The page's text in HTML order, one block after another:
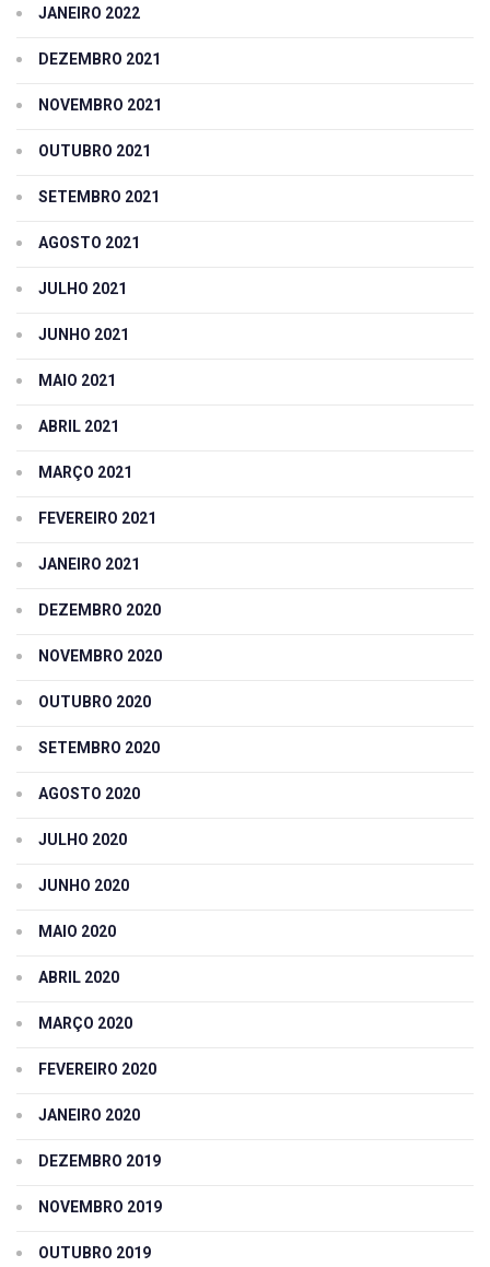
JANEIRO 2022
DEZEMBRO 2021
NOVEMBRO 2021
OUTUBRO 2021
SETEMBRO 2021
AGOSTO 2021
JULHO 2021
JUNHO 2021
MAIO 2021
ABRIL 2021
MARÇO 2021
FEVEREIRO 2021
JANEIRO 2021
DEZEMBRO 2020
NOVEMBRO 2020
OUTUBRO 2020
SETEMBRO 2020
AGOSTO 2020
JULHO 2020
JUNHO 2020
MAIO 2020
ABRIL 2020
MARÇO 2020
FEVEREIRO 2020
JANEIRO 2020
DEZEMBRO 2019
NOVEMBRO 2019
OUTUBRO 2019